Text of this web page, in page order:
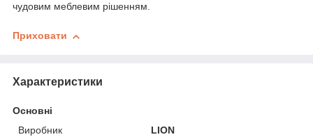
чудовим меблевим рішенням.
Приховати
Характеристики
Основні
Виробник
LION